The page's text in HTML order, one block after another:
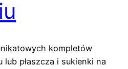
kompletów
lub płaszcza i sukienki na